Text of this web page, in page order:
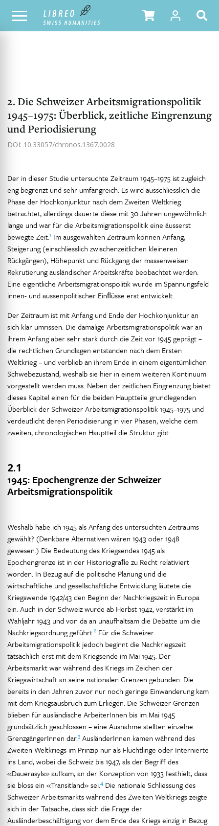
NOTRE CATALOGUE TABLE DES MATIÈRES
2. Die Schweizer Arbeitsmigrationspolitik
1945–1975: Überblick, zeitliche Eingrenzung
und Periodisierung
DOI: 10.33057/chronos.1367.0028
Der in dieser Studie untersuchte Zeitraum 1945–1975 ist zugleich
eng begrenzt und sehr umfangreich. Es wird ausschliesslich die
Phase der Hochkonjunktur nach dem Zweiten Weltkrieg
betrachtet, allerdings dauerte diese mit 30 Jahren ungewöhnlich
lange und war für die Arbeitsmigrationspolitik eine äusserst
bewegte Zeit.1 Im ausgewählten Zeitraum können Anfang,
Steigerung (einschliesslich zwischenzeitlichen kleineren
Rückgängen), Höhepunkt und Rückgang der massenweisen
Rekrutierung ausländischer Arbeitskräfte beobachtet werden.
Eine eigentliche Arbeitsmigrationspolitik wurde im Spannungsfeld
innen- und aussenpolitischer Einﬂüsse erst entwickelt.
Der Zeitraum ist mit Anfang und Ende der Hochkonjunktur an
sich klar umrissen. Die damalige Arbeitsmigrationspolitik war an
ihrem Anfang aber sehr stark durch die Zeit vor 1945 geprägt –
die rechtlichen Grundlagen entstanden nach dem Ersten
Weltkrieg – und verblieb an ihrem Ende in einem eigentümlichen
Schwebezustand, weshalb sie hier in einem weiteren Kontinuum
vorgestellt werden muss. Neben der zeitlichen Eingrenzung bietet
dieses Kapitel einen für die beiden Hauptteile grundlegenden
Überblick der Schweizer Arbeitsmigrationspolitik 1945–1975 und
verdeutlicht deren Periodisierung in vier Phasen, welche dem
zweiten, chronologischen Hauptteil die Struktur gibt.
2.1
1945: Epochengrenze der Schweizer
Arbeitsmigrationspolitik
Weshalb habe ich 1945 als Anfang des untersuchten Zeitraums
gewählt? (Denkbare Alternativen wären 1943 oder 1948
gewesen.) Die Bedeutung des Kriegsendes 1945 als
Epochengrenze ist in der Historiograﬁe zu Recht relativiert
worden. In Bezug auf die politische Planung und die
wirtschaftliche und gesellschaftliche Entwicklung läutete die
Kriegswende 1942/43 den Beginn der Nachkriegszeit in Europa
ein. Auch in der Schweiz wurde ab Herbst 1942, verstärkt im
Wahljahr 1943 und von da an unaufhaltsam die Debatte um die
Nachkriegsordnung geführt.2 Für die Schweizer
Arbeitsmigrationspolitik jedoch beginnt die Nachkriegszeit
tatsächlich erst mit dem Kriegsende im Mai 1945. Der
Arbeitsmarkt war während des Kriegs im Zeichen der
Kriegswirtschaft an seine nationalen Grenzen gebunden. Die
bereits in den Jahren zuvor nur noch geringe Einwanderung kam
mit dem Kriegsausbruch zum Erliegen. Die Schweizer Grenzen
blieben für ausländische ArbeiterInnen bis im Mai 1945
grundsätzlich geschlossen – eine Ausnahme stellten einzelne
GrenzgängerInnen dar.3 AusländerInnen kamen während des
Zweiten Weltkriegs im Prinzip nur als Flüchtlinge oder Internierte
ins Land, wobei die Schweiz bis 1947, als der Begriff des
«Dauerasyls» aufkam, an der Konzeption von 1933 festhielt, dass
sie bloss ein «Transitland» sei.4 Die nationale Schliessung des
Schweizer Arbeitsmarkts während des Zweiten Weltkriegs zeigte
sich in der Tatsache, dass sich die Frage der
Ausländerbeschäftigung vor dem Ende des Kriegs einzig in Bezug